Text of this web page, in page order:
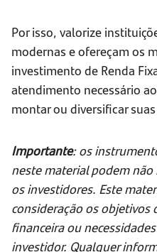
Por isso, valorize
modernas e ofereçam os
investimento de Renda
atendimento necessário
montar ou diversificar
Importante: os
neste material podem
os investidores. Este
consideração os
financeira ou
investidor. Qualquer